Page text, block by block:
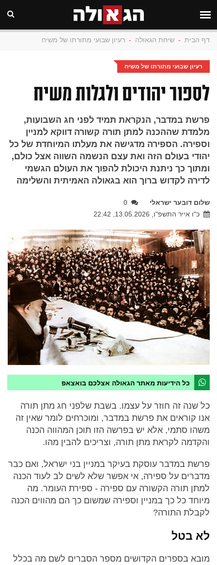
דף הבית - שיחת הגאולה - רעיון שבועי מתורתו של משיח
רעיון שבועי מתורתו של משיח
לספור יהודים ולגלות משיח
פרשת במדבר, הנקראת תמיד לפני חג השבועות,
מלמדת שההכנה למתן תורה קשורה דווקא למניין
וספירה. הספירה מדגישה את מעלתו המיוחדת של כל
יהודי בעולם הזה ואת עצם הנשמה השווה אצל כולם,
ומתוך כך ניתנת היכולת להפוך את העולם הגשמי
לדירה לקדוש ברוך הוא בגאולה האמיתית והשלימה
שלום דובער ישראלי
0
כ"ו אייר התשפ"ו, 13.05.2026, 22:42
כל הידיעות מאתר הגאולה אצלכם בואצאפ
כל שנה זה חוזר על עצמו. בשבת שלפני חג מתן תורה
אנו קוראים את פרשת במדבר, ומוכרחים לומר שאין זה
משהו סתמי, אלא יש בפרשה הזו תוכן המהווה הכנה
והקדמה לקראת מתן תורה, וצריכים להבין מהו.
פרשת במדבר עוסקת בעיקר במניין בני ישראל, ואם כבר
מדברים על ספירה, אי אפשר שלא לשים לב לעוד הכנה
למתן תורה הקשורה עם ספירה - ספירת העומר. מה
מיוחד כל כך במניין וספירה שמשום כך הם מהווים הכנה
לקבלת התורה?
לא בטל
מובא בספרים הקדושים מספר הסברים לשם מה בכלל